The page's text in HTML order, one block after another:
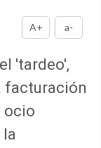
A+
a-
'tardeo',
facturación
ocio